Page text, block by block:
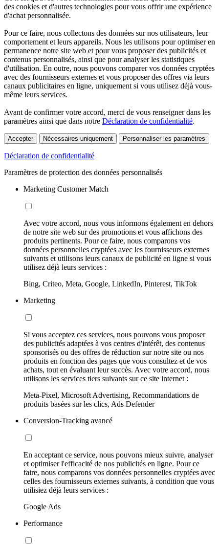
des cookies et d'autres technologies pour vous offrir une expérience
d'achat personnalisée.
Pour ce faire, nous collectons des données sur nos utilisateurs, leur
comportement et leurs appareils. Nous les utilisons pour optimiser en
permanence notre site web et pour vous proposer des publicités et
contenus personnalisés, ainsi que pour analyser les statistiques
d'utilisation. En outre, nous pouvons comparer vos données cryptées
avec des fournisseurs externes et vous proposer des offres via leurs
canaux publicitaires en ligne, uniquement si vous utilisez déjà vous-
même leurs services.
Avant de confirmer votre accord, merci de vous renseigner dans les
paramètres ainsi que dans notre Déclaration de confidentialité.
Accepter Nécessaires uniquement Personnaliser les paramètres
Déclaration de confidentialité
Paramètres de protection des données personnalisés
Marketing Customer Match
Avec votre accord, nous vous informons également en dehors
de notre site web sur des promotions et vous affichons des
produits pertinents. Pour ce faire, nous comparons vos
données personnelles cryptées avec les fournisseurs externes
suivants et utilisons leurs canaux de publicité en ligne si vous
utilisez déjà leurs services :
Bing, Criteo, Meta, Google, LinkedIn, Pinterest, TikTok
Marketing
Si vous acceptez ces services, nous pouvons vous proposer
des publicités adaptées à vos centres d'intérêt, des contenus
sponsorisés ou des offres de réduction sur notre site ou nos
produits en fonction des pages que vous consultez et de vos
achats, tout en évaluant leur succès. Avec votre accord, nous
utilisons les services tiers suivants sur ce site internet :
Meta-Pixel, Microsoft Advertising, Recommandations de
produits basées sur les clics, Ads Defender
Conversion-Tracking avancé
En acceptant ce service, nous pouvons mieux suivre, analyser
et optimiser l'efficacité de nos publicités en ligne. Pour ce
faire, nous comparons vos données personnelles cryptées avec
celles des fournisseurs externes suivants, à condition que vous
utilisiez déjà leurs services :
Google Ads
Performance